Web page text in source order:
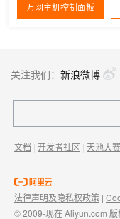
万网主机控制面板